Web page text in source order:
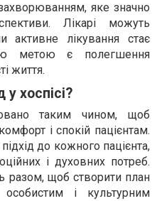
яке значно
Лікарі можуть
активне лікування стає
метою є полегшення
життя.
хоспісі?
таким чином, щоб
і спокій пацієнтам.
до кожного пацієнта,
і духовних потреб.
разом, щоб створити план
і культурним